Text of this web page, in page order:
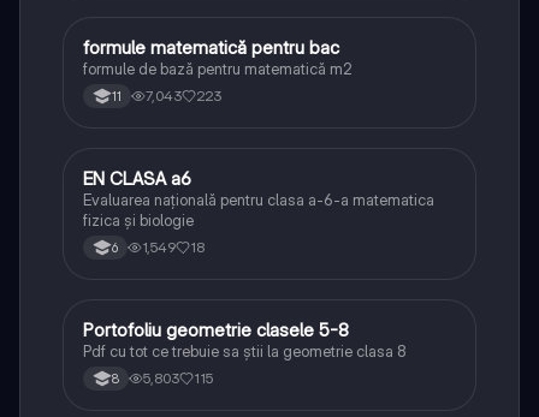
FMatematică
formule matematică pentru bac
formule de bază pentru matematică m2
11 7,043 223
Matematică
EN CLASA a6
Evaluarea națională pentru clasa a-6-a matematica
fizica și biologie
6 1,549 18
Matematică
Portofoliu geometrie clasele 5-8
Pdf cu tot ce trebuie sa știi la geometrie clasa 8
8 5,803 115